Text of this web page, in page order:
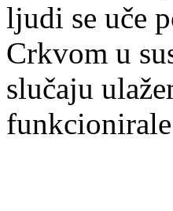
ljudi se uče
Crkvom u
slučaju